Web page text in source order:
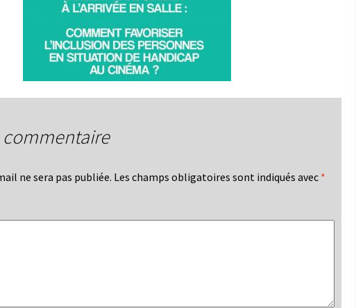
commentaire
ne sera pas publiée. Les champs obligatoires sont indiqués avec *